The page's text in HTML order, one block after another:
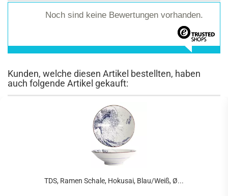
Noch sind keine Bewertungen vorhanden.
Kunden, welche diesen Artikel bestellten, haben
auch folgende Artikel gekauft:
TDS, Ramen Schale, Hokusai, Blau/Weiß, Ø...